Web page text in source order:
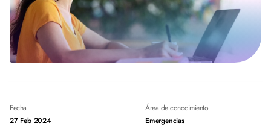
Fecha
27 Feb 2024
Área de conocimiento
Emergencias